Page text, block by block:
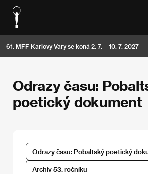
61. MFF Karlovy Vary se koná 2. 7. – 10. 7. 2027
Odrazy času:
poetický dokument
Odrazy času: Pobaltský poetický
Archív 53. ročníku